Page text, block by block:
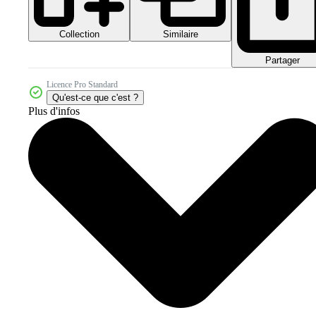
Collection Similaire
Partager
Licence Pro Standard
Qu'est-ce que c'est ?
Plus d'infos